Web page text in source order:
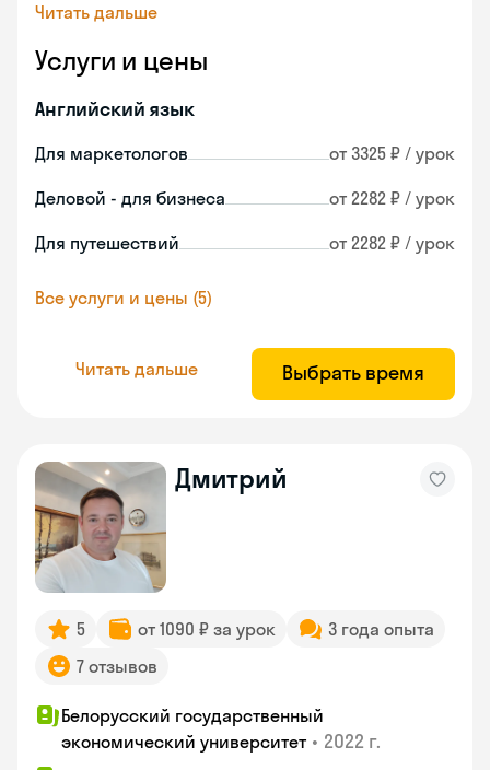
Читать дальше
Услуги и цены
Английский язык
Для маркетологов от 3325 ₽ / урок
Деловой - для бизнеса от 2282 ₽ / урок
Для путешествий от 2282 ₽ / урок
Все услуги и цены (5)
Читать дальше Выбрать время
Дмитрий
5 от 1090 ₽ за урок
3 года опыта
7 отзывов
Белорусский государственный
экономический университет • 2022 г.